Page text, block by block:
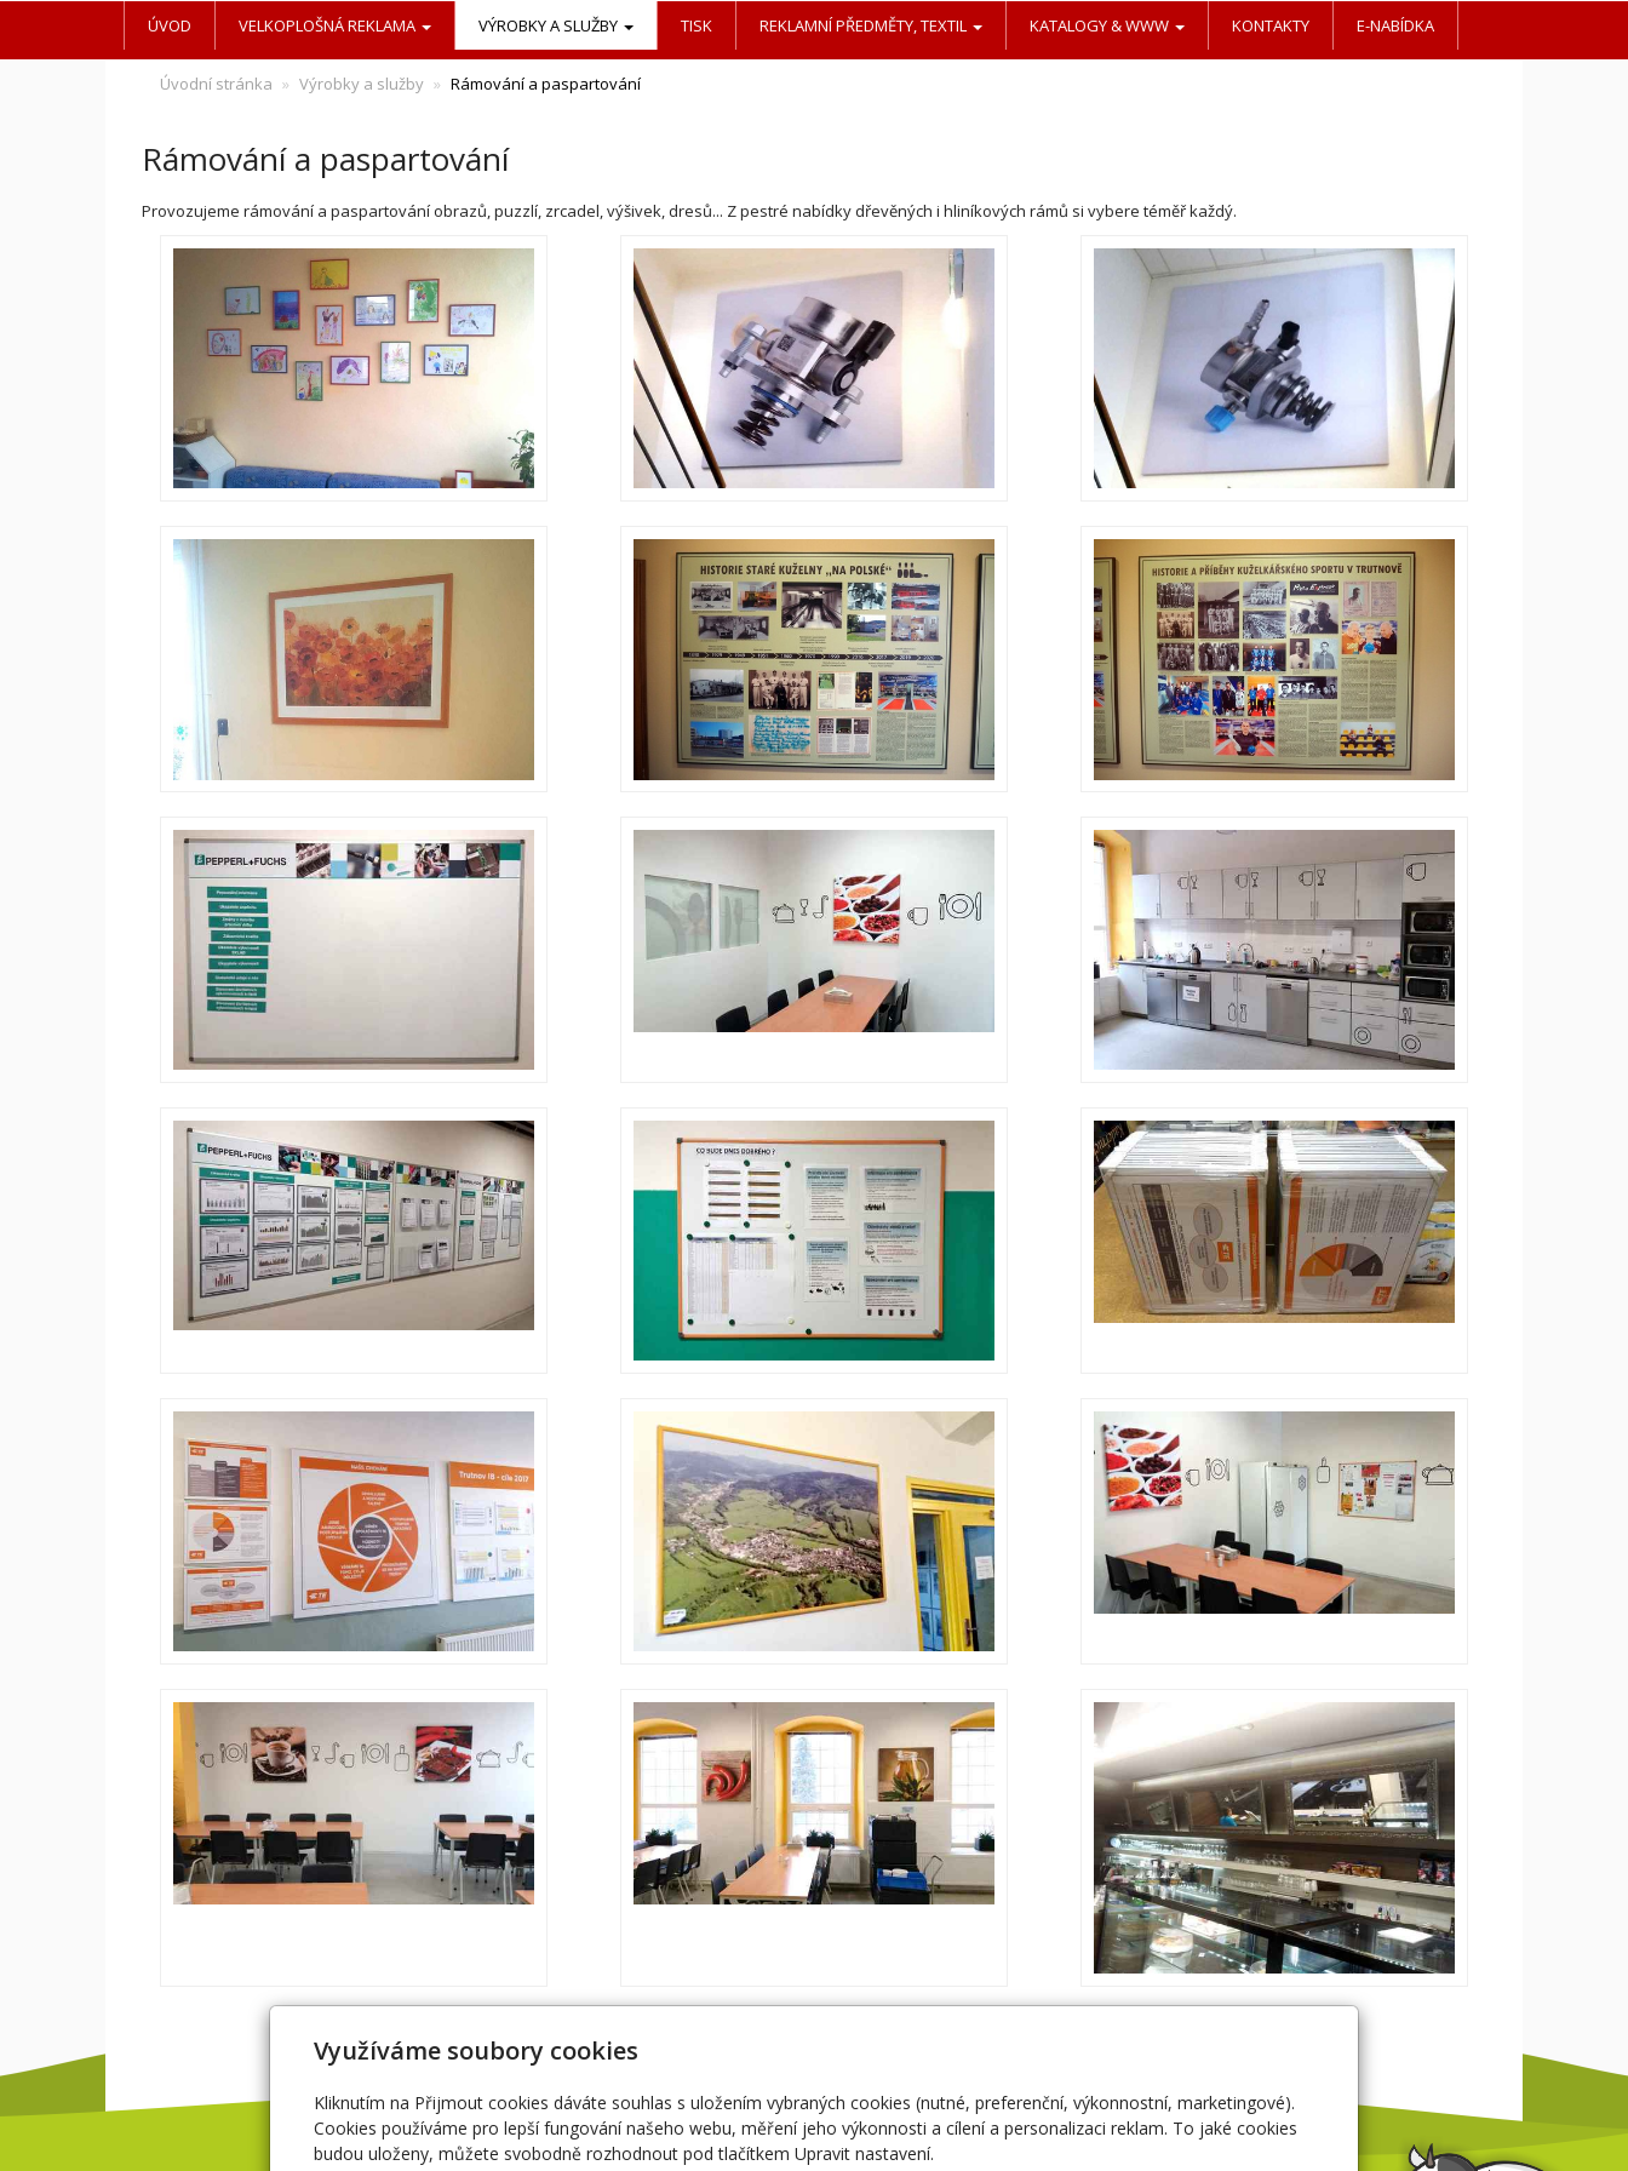
ÚVOD VELKOPLOŠNÁ REKLAMA VÝROBKY A SLUŽBY TISK REKLAMNÍ PŘEDMĚTY, TEXTIL KATALOGY & WWW KONTAKTY E-NABÍDKA
Úvodní stránka Výrobky a služby Rámování a paspartování
Rámování a paspartování
Provozujeme rámování a paspartování obrazů, puzzlí, zrcadel, výšivek, dresů... Z pestré nabídky dřevěných i hliníkových rámů si vybere téměř každý.
Využíváme soubory cookies
Kliknutím na Přijmout cookies dáváte souhlas s uložením vybraných cookies (nutné, preferenční, výkonnostní, marketingové).
Cookies používáme pro lepší fungování našeho webu, měření jeho výkonnosti a cílení a personalizaci reklam. To jaké cookies
budou uloženy, můžete svobodně rozhodnout pod tlačítkem Upravit nastavení.